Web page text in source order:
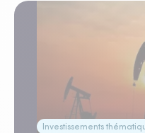
Investissements